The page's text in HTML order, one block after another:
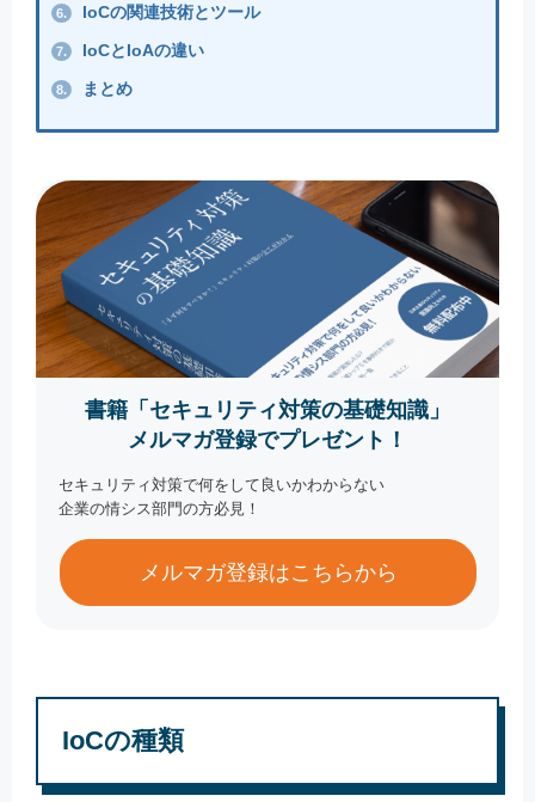
6. IoCの関連技術とツール
7. IoCとIoAの違い
8. まとめ
書籍「セキュリティ対策の基礎知識」
メルマガ登録でプレゼント！
セキュリティ対策で何をして良いかわからない
企業の情シス部門の方必見！
メルマガ登録はこちらから
IoCの種類